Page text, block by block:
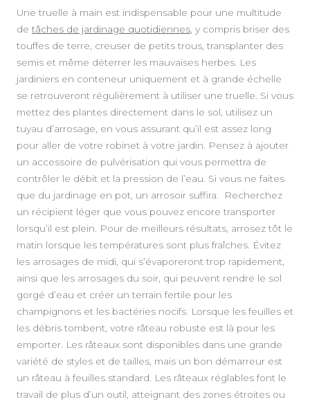
Une truelle à main est indispensable pour une multitude
de tâches de jardinage quotidiennes , y compris briser des
touffes de terre, creuser de petits trous, transplanter des
semis et même déterrer les mauvaises herbes. Les
jardiniers en conteneur uniquement et à grande échelle
se retrouveront régulièrement à utiliser une truelle. Si vous
mettez des plantes directement dans le sol, utilisez un
tuyau d’arrosage, en vous assurant qu’il est assez long
pour aller de votre robinet à votre jardin. Pensez à ajouter
un accessoire de pulvérisation qui vous permettra de
contrôler le débit et la pression de l’eau. Si vous ne faites
que du jardinage en pot, un arrosoir suffira. Recherchez
un récipient léger que vous pouvez encore transporter
lorsqu’il est plein. Pour de meilleurs résultats, arrosez tôt le
matin lorsque les températures sont plus fraîches. Évitez
les arrosages de midi, qui s’évaporeront trop rapidement,
ainsi que les arrosages du soir, qui peuvent rendre le sol
gorgé d’eau et créer un terrain fertile pour les
champignons et les bactéries nocifs. Lorsque les feuilles et
les débris tombent, votre râteau robuste est là pour les
emporter. Les râteaux sont disponibles dans une grande
variété de styles et de tailles, mais un bon démarreur est
un râteau à feuilles standard. Les râteaux réglables font le
travail de plus d’un outil, atteignant des zones étroites ou